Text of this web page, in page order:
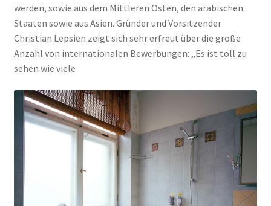
werden, sowie aus dem Mittleren Osten, den arabischen
Staaten sowie aus Asien. Gründer und Vorsitzender
Christian Lepsien zeigt sich sehr erfreut über die große
Anzahl von internationalen Bewerbungen: „Es ist toll zu
sehen wie viele